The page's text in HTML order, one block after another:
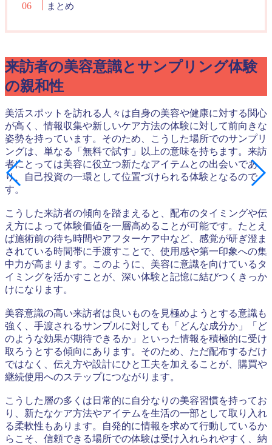
まとめ
来訪者の美容意識とサンプリング体験
の親和性
美活スポットを訪れる人々は自身の美容や健康に対する関心
が高く、情報収集や新しいケア方法の体験に対して前向きな
姿勢を持っています。そのため、こうした場所でのサンプリ
ングは、単なる「無料で試す」以上の意味を持ちます。来訪
者にとっては美容に役立つ新たなアイテムとの出会いであ
り、自己投資の一環として位置づけられる体験となるので
す。
こうした来訪者の傾向を踏まえると、配布のタイミングや伝
え方によって体験価値を一層高めることが可能です。たとえ
ば施術前の待ち時間やアフターケア中など、感覚が研ぎ澄ま
されている時間帯に手渡すことで、使用感や第一印象への集
中力が高まります。このように、美容に意識を向けているタ
イミングを活かすことが、深い体験と記憶に結びつくきっか
けになります。
美容意識の高い来訪者は良いものを見極めようとする意識も
強く、手渡されるサンプルに対しても「どんな成分か」「ど
のような効果が期待できるか」といった情報を積極的に受け
取ろうとする傾向にあります。そのため、ただ配布するだけ
ではなく、伝え方や設計にひと工夫を加えることが、購買や
継続使用へのステップにつながります。
こうした層の多くは日常的に自分なりの美容習慣を持ってお
り、新たなケア方法やアイテムを生活の一部として取り入れ
る柔軟性もあります。自発的に情報を求めて行動しているか
らこそ、信頼できる場所での体験は受け入れられやすく、納